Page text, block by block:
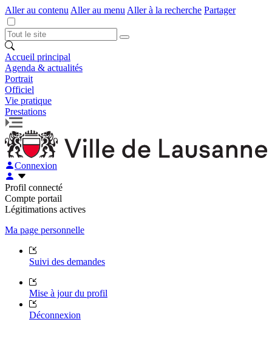
Aller au contenu Aller au menu Aller à la recherche Partager
Accueil principal
Agenda & actualités
Portrait
Officiel
Vie pratique
Prestations
Connexion
Profil connecté
Compte portail
Légitimations actives
Ma page personnelle
Suivi des demandes
Mise à jour du profil
Déconnexion